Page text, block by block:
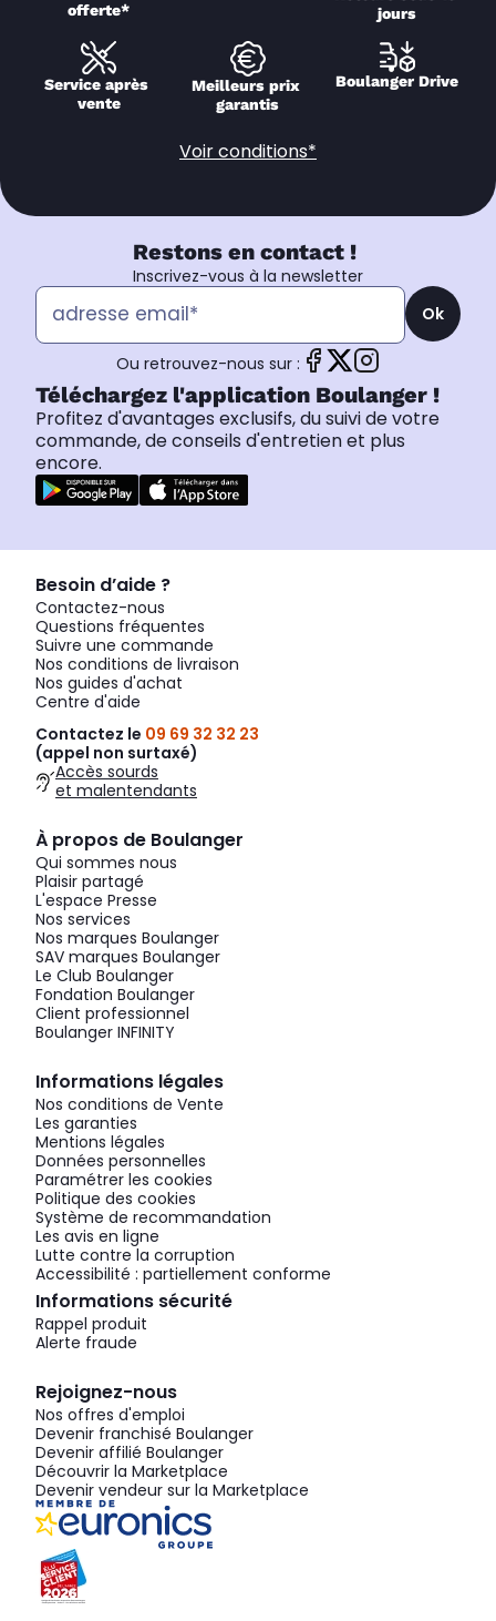
offerte*
jours
Service après
vente
Meilleurs prix
garantis
Boulanger Drive
Voir conditions*
Restons en contact !
Inscrivez-vous à la newsletter
Ok
Ou retrouvez-nous sur :
Téléchargez l'application Boulanger !
Profitez d'avantages exclusifs, du suivi de votre
commande, de conseils d'entretien et plus
encore.
Besoin d’aide ?
Contactez-nous
Questions fréquentes
Suivre une commande
Nos conditions de livraison
Nos guides d'achat
Centre d'aide
Contactez le 09 69 32 32 23
(appel non surtaxé)
Accès sourds
et malentendants
À propos de Boulanger
Qui sommes nous
Plaisir partagé
L'espace Presse
Nos services
Nos marques Boulanger
SAV marques Boulanger
Le Club Boulanger
Fondation Boulanger
Client professionnel
Boulanger INFINITY
Informations légales
Nos conditions de Vente
Les garanties
Mentions légales
Données personnelles
Paramétrer les cookies
Politique des cookies
Système de recommandation
Les avis en ligne
Lutte contre la corruption
Accessibilité : partiellement conforme
Informations sécurité
Rappel produit
Alerte fraude
Rejoignez-nous
Nos offres d'emploi
Devenir franchisé Boulanger
Devenir affilié Boulanger
Découvrir la Marketplace
Devenir vendeur sur la Marketplace